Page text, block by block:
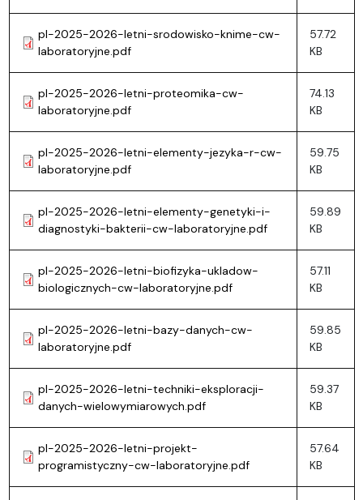
pl-2025-2026-letni-srodowisko-knime-cw-
laboratoryjne.pdf
57.72
KB
pl-2025-2026-letni-proteomika-cw-
laboratoryjne.pdf
74.13
KB
pl-2025-2026-letni-elementy-jezyka-r-cw-
laboratoryjne.pdf
59.75
KB
pl-2025-2026-letni-elementy-genetyki-i-
diagnostyki-bakterii-cw-laboratoryjne.pdf
59.89
KB
pl-2025-2026-letni-biofizyka-ukladow-
biologicznych-cw-laboratoryjne.pdf
57.11
KB
pl-2025-2026-letni-bazy-danych-cw-
laboratoryjne.pdf
59.85
KB
pl-2025-2026-letni-techniki-eksploracji-
danych-wielowymiarowych.pdf
59.37
KB
pl-2025-2026-letni-projekt-
programistyczny-cw-laboratoryjne.pdf
57.64
KB